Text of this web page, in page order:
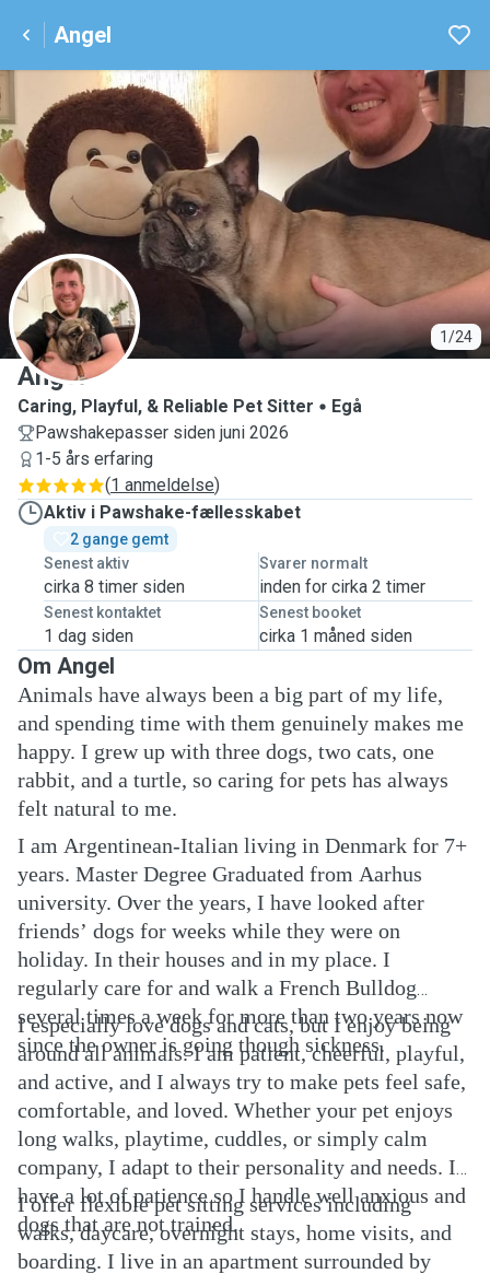
Angel
1/24
A
Angel
Caring, Playful, & Reliable Pet Sitter
Egå
Pawshakepasser siden juni 2026
1-5 års erfaring
(1 anmeldelse)
Aktiv i Pawshake-fællesskabet
2 gange gemt
Senest aktiv
cirka 8 timer siden
Svarer normalt
inden for cirka 2 timer
Senest kontaktet
1 dag siden
Senest booket
cirka 1 måned siden
Om Angel
Animals have always been a big part of my life,
and spending time with them genuinely makes me
happy. I grew up with three dogs, two cats, one
rabbit, and a turtle, so caring for pets has always
felt natural to me.
I am Argentinean-Italian living in Denmark for 7+
years. Master Degree Graduated from Aarhus
university. Over the years, I have looked after
friends’ dogs for weeks while they were on
holiday. In their houses and in my place. I
regularly care for and walk a French Bulldog
several times a week for more than two years now
since the owner is going though sickness.
I especially love dogs and cats, but I enjoy being
around all animals. I am patient, cheerful, playful,
and active, and I always try to make pets feel safe,
comfortable, and loved. Whether your pet enjoys
long walks, playtime, cuddles, or simply calm
company, I adapt to their personality and needs. I
have a lot of patience so I handle well anxious and
dogs that are not trained.
I offer flexible pet sitting services including
walks, daycare, overnight stays, home visits, and
boarding. I live in an apartment surrounded by